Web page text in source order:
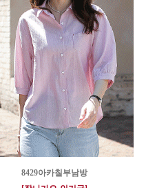
8429아카칠부남방